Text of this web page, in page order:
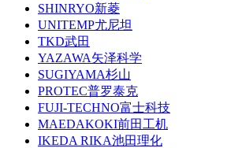
SHINRYO新菱
UNITEMP尤尼坦
TKD武田
YAZAWA矢泽科学
SUGIYAMA杉山
PROTEC普罗泰克
FUJI-TECHNO富士科技
MAEDAKOKI前田工机
IKEDA RIKA池田理化